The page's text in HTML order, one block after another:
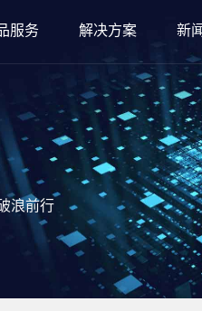
服务 解决方案 新
浪前行